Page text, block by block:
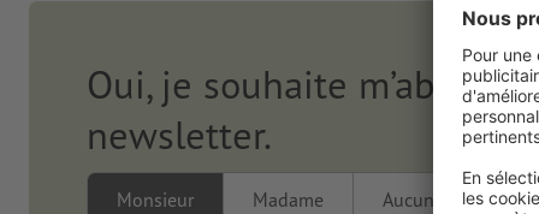
Oui, je souhaite
newsletter.
Monsieur Madame Aucune